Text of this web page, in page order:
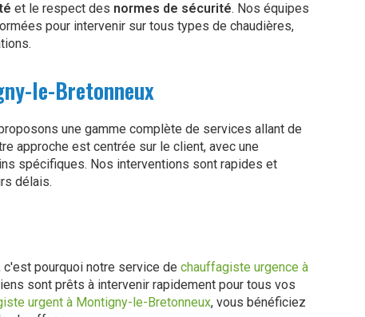
et le respect des normes de sécurité. Nos équipes
pour intervenir sur tous types de chaudières,
le-Bretonneux
une gamme complète de services allant de
approche est centrée sur le client, avec une
spécifiques. Nos interventions sont rapides et
délais.
c'est pourquoi notre service de chauffagiste urgence à
sont prêts à intervenir rapidement pour tous vos
urgent à Montigny-le-Bretonneux, vous bénéficiez